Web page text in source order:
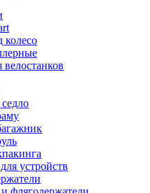
колесо
устройств